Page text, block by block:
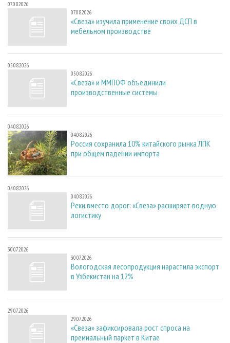
07.08.2026
07.08.2026
«Свеза» изучила применение своих ДСП в
мебельном производстве
05.08.2026
05.08.2026
«Свеза» и ММПОФ объединили
производственные системы
04.08.2026
04.08.2026
Россия сохранила 10% китайского рынка ЛПК
при общем падении импорта
04.08.2026
04.08.2026
Реки вместо дорог: «Свеза» расширяет водную
логистику
30.07.2026
30.07.2026
Вологодская лесопродукция нарастила экспорт
в Узбекистан на 12%
29.07.2026
29.07.2026
«Свеза» зафиксировала рост спроса на
премиальный паркет в Китае